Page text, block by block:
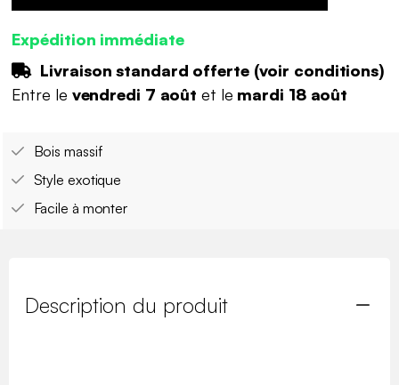
Expédition immédiate
Livraison standard offerte (voir conditions)
Entre le vendredi 7 août et le mardi 18 août
Bois massif
Style exotique
Facile à monter
Description du produit